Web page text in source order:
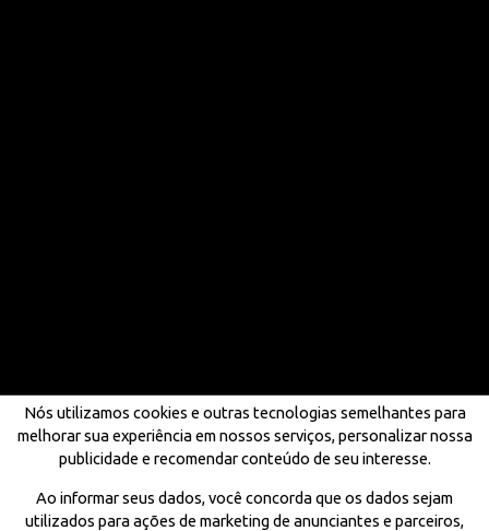
Nós utilizamos cookies e outras tecnologias semelhantes para
melhorar sua experiência em nossos serviços, personalizar nossa
publicidade e recomendar conteúdo de seu interesse.
Ao informar seus dados, você concorda que os dados sejam
utilizados para ações de marketing de anunciantes e parceiros,